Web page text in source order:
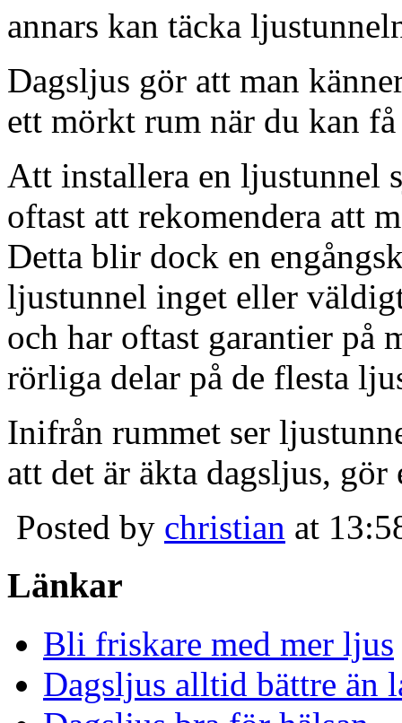
annars kan täcka
Dagsljus gör att man
ett mörkt rum när du kan
Att installera en ljustunnel
oftast att rekomendera att
Detta blir dock en
ljustunnel inget eller
och har oftast garantier på
rörliga delar på de flesta
Inifrån rummet ser
att det är äkta dagsljus,
Posted by christian at
Länkar
Bli friskare med mer ljus
Dagsljus alltid bättre än